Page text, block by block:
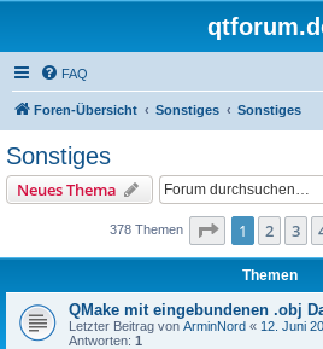
FAQ
Foren-Übersicht Sonstiges Sonstiges
Sonstiges
Neues Thema
378 Themen Seite 1von
1 2 3
Themen
QMake mit eingebundenen .obj
Letzter Beitrag von ArminNord « 12. Juni
Antworten: 1